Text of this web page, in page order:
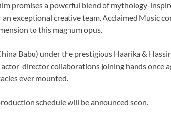
promises a powerful blend of mythology-
exceptional creative team. Acclaimed Music
to this magnum opus.
Babu) under the prestigious Haarika &
actor-director collaborations joining hands
ever mounted.
schedule will be announced soon.